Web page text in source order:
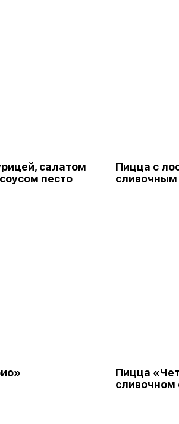
салатом
песто
Пицца с
сливочным
Пицца
сливочном